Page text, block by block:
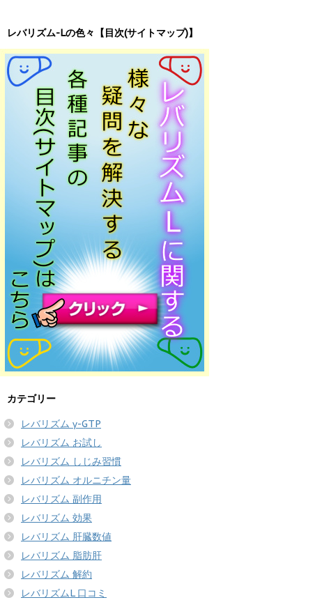
レバリズム-Lの色々【目次(サイトマップ)】
カテゴリー
レバリズム γ-GTP
レバリズム お試し
レバリズム しじみ習慣
レバリズム オルニチン量
レバリズム 副作用
レバリズム 効果
レバリズム 肝臓数値
レバリズム 脂肪肝
レバリズム 解約
レバリズムL 口コミ